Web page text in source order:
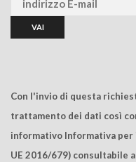
Con l'invio di questa
trattamento dei dati così
informativo Informativa per
UE 2016/679) consultabile